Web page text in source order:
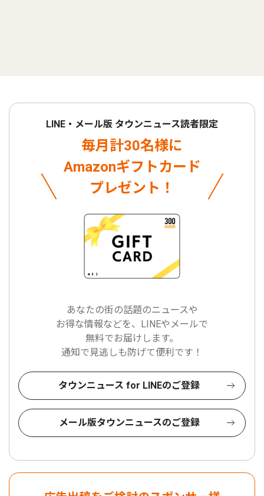
LINE・メール版 タウンニュース読者限定
毎月計30名様に
Amazonギフトカード
プレゼント！
あなたの街の話題のニュースや
お得な情報などを、LINEやメールで
無料でお届けします。
通知で見逃しも防げて便利です！
タウンニュース for LINEのご登録
メール版タウンニュースのご登録